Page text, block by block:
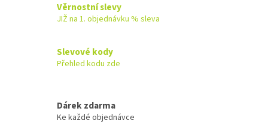
Věrnostní slevy
JIŽ na 1. objednávku % sleva
Slevové kody
Přehled kodu zde
Dárek zdarma
Ke každé objednávce